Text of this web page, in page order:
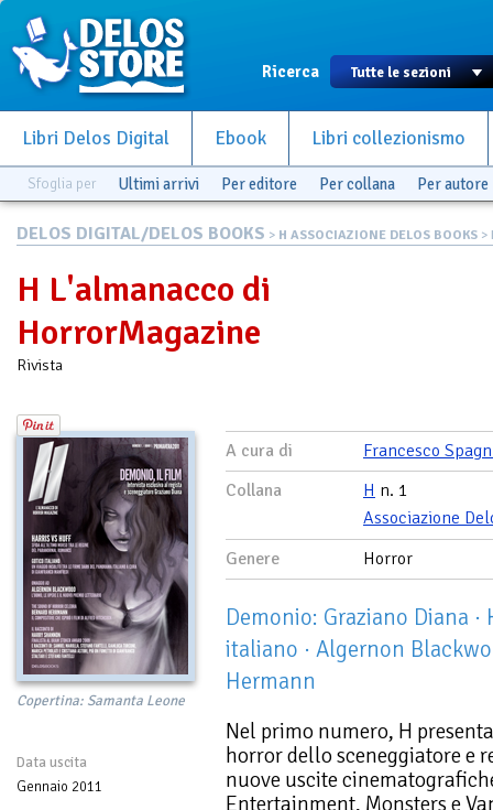
Ricerca
Libri Delos Digital Ebook Libri collezionismo
Sfoglia per Ultimi arrivi Per editore Per collana Per autore
DELOS DIGITAL/DELOS BOOKS > H ASSOCIAZIONE DELOS BOOKS >
H L'almanacco di
HorrorMagazine
Rivista
Copertina: Samanta Leone
Data uscita
Gennaio 2011
A cura di
Francesco
Collana
H n. 1
Associazione
Genere
Horror
Demonio: Graziano Diana ·
italiano · Algernon
Hermann
Nel primo numero, H
horror dello sceneggiatore e
nuove uscite
Entertainment, Monsters e